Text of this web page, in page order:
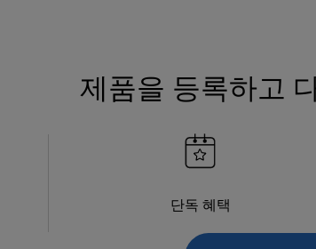
제품을 등록하고
단독 혜택